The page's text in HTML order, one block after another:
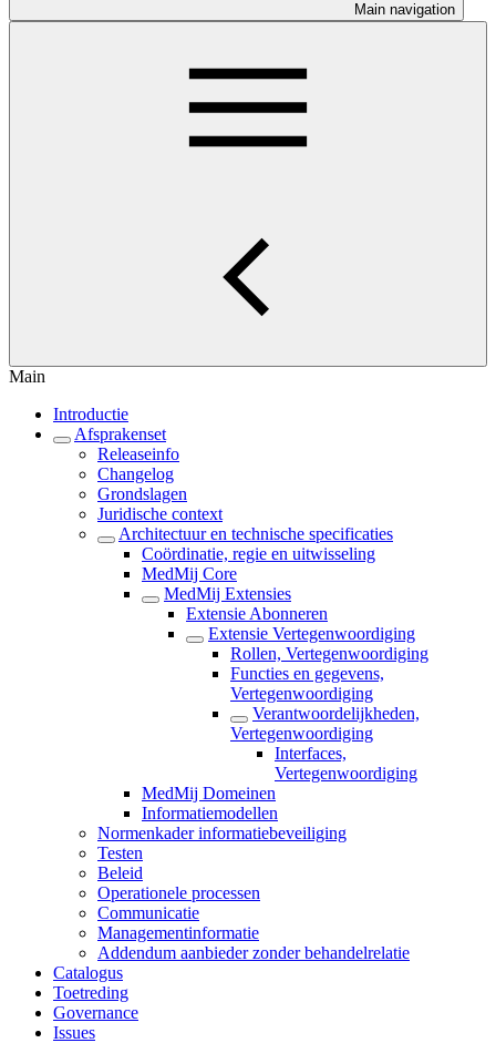
Main navigation
Main
Introductie
Afsprakenset
Releaseinfo
Changelog
Grondslagen
Juridische context
Architectuur en technische specificaties
Coördinatie, regie en uitwisseling
MedMij Core
MedMij Extensies
Extensie Abonneren
Extensie Vertegenwoordiging
Rollen, Vertegenwoordiging
Functies en gegevens,
Vertegenwoordiging
Verantwoordelijkheden,
Vertegenwoordiging
Interfaces,
Vertegenwoordiging
MedMij Domeinen
Informatiemodellen
Normenkader informatiebeveiliging
Testen
Beleid
Operationele processen
Communicatie
Managementinformatie
Addendum aanbieder zonder behandelrelatie
Catalogus
Toetreding
Governance
Issues